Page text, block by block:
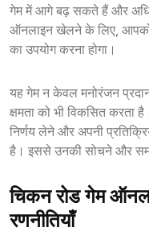
गेम में आगे बढ़ सकते हैं और
ऑनलाइन खेलने के लिए, आपको
का उपयोग करना होगा।
यह गेम न केवल मनोरंजन
क्षमता को भी विकसित करता
निर्णय लेने और अपनी
है। इससे उनकी सोचने और
चिकन रोड गेम
रणनीतियाँ